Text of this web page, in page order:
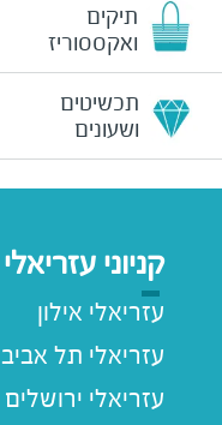
תיקים
ואקססוריז
תכשיטים
ושעונים
קניוני עזריאלי
עזריאלי אילון
עזריאלי תל אביב
עזריאלי ירושלים